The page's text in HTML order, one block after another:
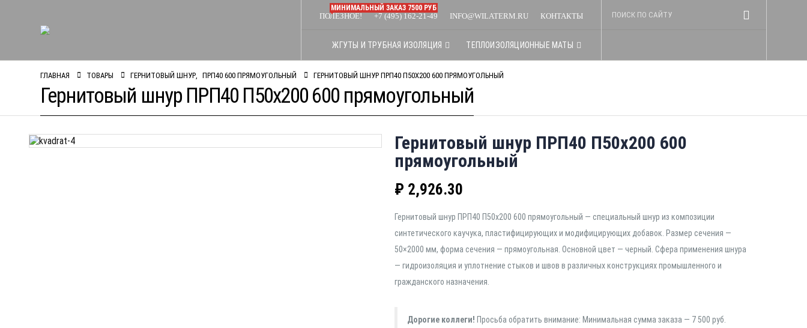
ПОЛЕЗНОЕ! +7 (495) 162-21-49
МИНИМАЛЬНЫЙ ЗАКАЗ 7500 РУБ
INFO@WILATERM.RU КОНТАКТЫ
ЖГУТЫ И ТРУБНАЯ ИЗОЛЯЦИЯ ТЕПЛОИЗОЛЯЦИОННЫЕ МАТЫ
ГЛАВНАЯ ТОВАРЫ ГЕРНИТОВЫЙ ШНУР, ПРП40 600 ПРЯМОУГОЛЬНЫЙ ГЕРНИТОВЫЙ ШНУР ПРП40 П50Х200 600 ПРЯМОУГОЛЬНЫЙ
Гернитовый шнур ПРП40 П50х200 600 прямоугольный
Гернитовый шнур ПРП40 П50х200 600
прямоугольный
₽ 2,926.30
Гернитовый шнур ПРП40 П50х200 600 прямоугольный — специальный шнур из композиции
синтетического каучука, пластифицирующих и модифицирующих добавок. Размер сечения —
50×2000 мм, форма сечения — прямоугольная. Основной цвет — черный. Сфера применения шнура
— гидроизоляция и уплотнение стыков и швов в различных конструкциях промышленного и
гражданского назначения.
Дорогие коллеги! Просьба обратить внимание: Минимальная сумма заказа — 7 500 руб.